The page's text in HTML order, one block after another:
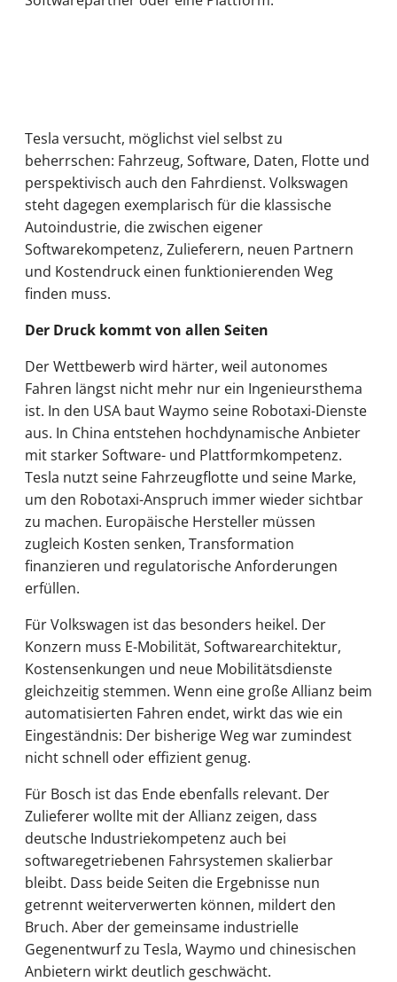
Tesla versucht, möglichst viel selbst zu
beherrschen: Fahrzeug, Software, Daten, Flotte und
perspektivisch auch den Fahrdienst. Volkswagen
steht dagegen exemplarisch für die klassische
Autoindustrie, die zwischen eigener
Softwarekompetenz, Zulieferern, neuen Partnern
und Kostendruck einen funktionierenden Weg
finden muss.
Der Druck kommt von allen Seiten
Der Wettbewerb wird härter, weil autonomes
Fahren längst nicht mehr nur ein Ingenieursthema
ist. In den USA baut Waymo seine Robotaxi-Dienste
aus. In China entstehen hochdynamische Anbieter
mit starker Software- und Plattformkompetenz.
Tesla nutzt seine Fahrzeugflotte und seine Marke,
um den Robotaxi-Anspruch immer wieder sichtbar
zu machen. Europäische Hersteller müssen
zugleich Kosten senken, Transformation
finanzieren und regulatorische Anforderungen
erfüllen.
Für Volkswagen ist das besonders heikel. Der
Konzern muss E-Mobilität, Softwarearchitektur,
Kostensenkungen und neue Mobilitätsdienste
gleichzeitig stemmen. Wenn eine große Allianz beim
automatisierten Fahren endet, wirkt das wie ein
Eingeständnis: Der bisherige Weg war zumindest
nicht schnell oder effizient genug.
Für Bosch ist das Ende ebenfalls relevant. Der
Zulieferer wollte mit der Allianz zeigen, dass
deutsche Industriekompetenz auch bei
softwaregetriebenen Fahrsystemen skalierbar
bleibt. Dass beide Seiten die Ergebnisse nun
getrennt weiterverwerten können, mildert den
Bruch. Aber der gemeinsame industrielle
Gegenentwurf zu Tesla, Waymo und chinesischen
Anbietern wirkt deutlich geschwächt.